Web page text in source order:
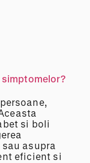
si boli
asupra
eficient si